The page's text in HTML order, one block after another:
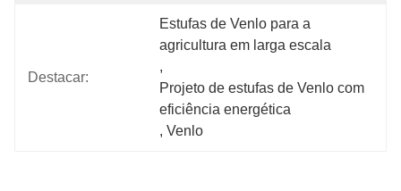
Destacar:
Estufas de Venlo para a
agricultura em larga escala
,
Projeto de estufas de Venlo com
eficiência energética
, Venlo